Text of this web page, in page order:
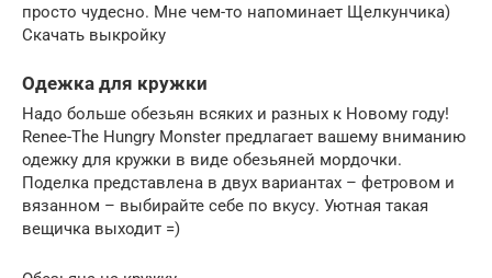
просто чудесно. Мне чем-то напоминает Щелкунчика)
Скачать выкройку
Одежка для кружки
Надо больше обезьян всяких и разных к Новому году!
Renee-The Hungry Monster предлагает вашему вниманию
одежку для кружки в виде обезьяней мордочки.
Поделка представлена в двух вариантах – фетровом и
вязанном – выбирайте себе по вкусу. Уютная такая
вещичка выходит =)